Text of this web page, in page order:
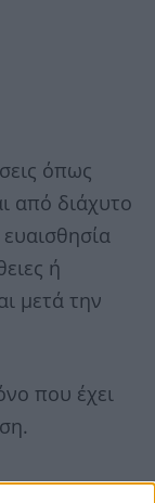
όπως
από διάχυτο
ή
μετά την
που έχει